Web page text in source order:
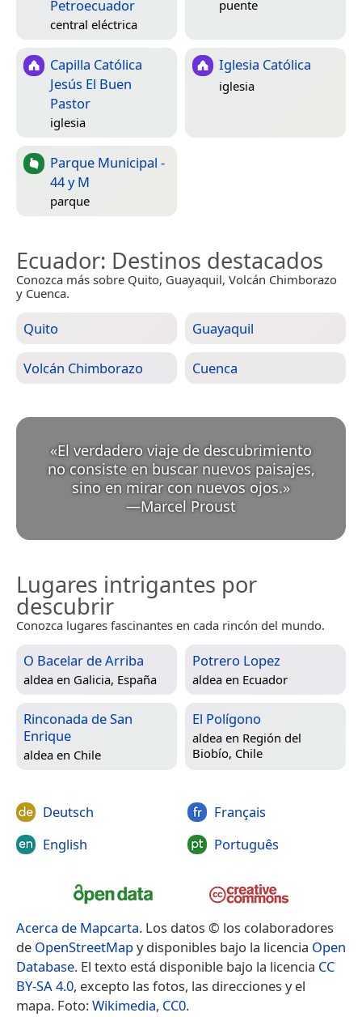
Petroecuador
central eléctrica
puente
Capilla Católica
Jesús El Buen
Pastor
iglesia
Iglesia Católica
iglesia
Parque Municipal -
44 y M
parque
Ecuador: Destinos destacados
Conozca más sobre Quito, Guayaquil, Volcán Chimborazo
y Cuenca.
Quito Guayaquil
Volcán Chimborazo Cuenca
«El verdadero viaje de descubrimiento
no consiste en buscar nuevos paisajes,
sino en mirar con nuevos ojos.
—Marcel Proust
Lugares intrigantes por
descubrir
Conozca lugares fascinantes en cada rincón del mundo.
O Bacelar de Arriba
aldea en Galicia, España
Potrero Lopez
aldea en Ecuador
Rinconada de San
Enrique
aldea en Chile
El Polígono
aldea en Región del
Biobío, Chile
Deutsch
English
Français
Português
Acerca de Mapcarta. Los datos © los colaboradores
de OpenStreetMapy disponibles bajo la licencia Open
Database. El texto está disponible bajo la licencia CC
BY-SA 4.0, excepto las fotos, las direcciones y el
mapa. Foto:Wikimedia, CC0.